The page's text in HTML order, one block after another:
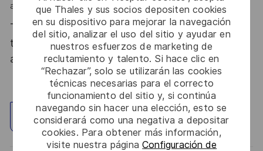
que Thales y sus socios depositen cookies
en su dispositivo para mejorar la navegación
del sitio, analizar el uso del sitio y ayudar en
nuestros esfuerzos de marketing de
reclutamiento y talento. Si hace clic en
“Rechazar”, solo se utilizarán las cookies
técnicas necesarias para el correcto
funcionamiento del sitio y, si continúa
navegando sin hacer una elección, esto se
considerará como una negativa a depositar
cookies. Para obtener más información,
visite nuestra páginaConfiguración de
autonome, rigoureux et à l'écoute de vos interlocuteurs ?
Thales, entreprise Handi-Engagée, reconnait
tous les talents. La diversité est notre meilleur
atout. Postulez et rejoignez nous !
Explorar ubicación